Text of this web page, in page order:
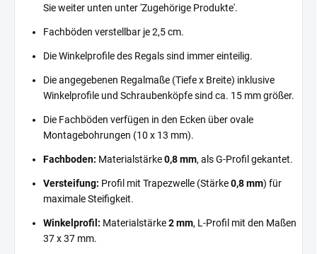
Sie weiter unten unter 'Zugehörige Produkte'.
Fachböden verstellbar je 2,5 cm.
Die Winkelprofile des Regals sind immer einteilig.
Die angegebenen Regalmaße (Tiefe x Breite) inklusive
Winkelprofile und Schraubenköpfe sind ca. 15 mm größer.
Die Fachböden verfügen in den Ecken über ovale
Montagebohrungen (10 x 13 mm).
Fachboden: Materialstärke0,8 mm, als G-Profil gekantet.
Versteifung: Profil mit Trapezwelle (Stärke0,8 mm) für
maximale Steifigkeit.
Winkelprofil: Materialstärke2 mm, L-Profil mit den Maßen
37 x 37 mm.